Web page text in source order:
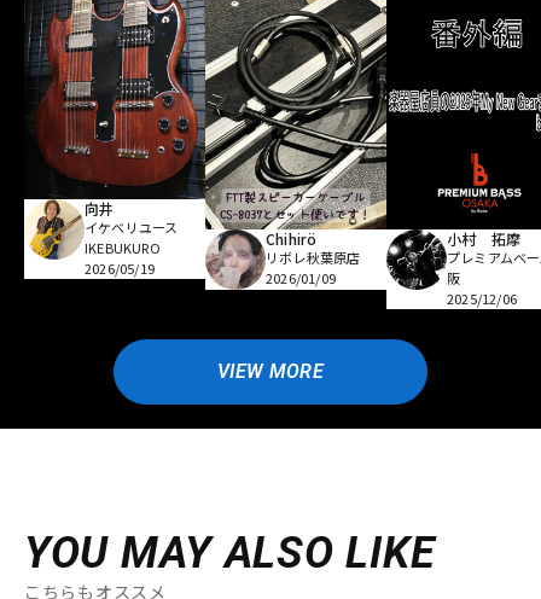
向井
イケベリユース
IKEBUKURO
2026/05/19
Chihirö
リボレ秋葉原店
2026/01/09
小村 拓摩
プレミアムベ
阪
2025/12/06
VIEW MORE
YOU MAY ALSO LIKE
こちらもオススメ